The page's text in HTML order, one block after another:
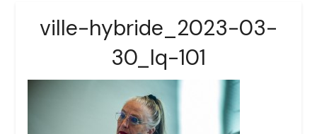
ville-hybride_2023-03-
30_lq-101